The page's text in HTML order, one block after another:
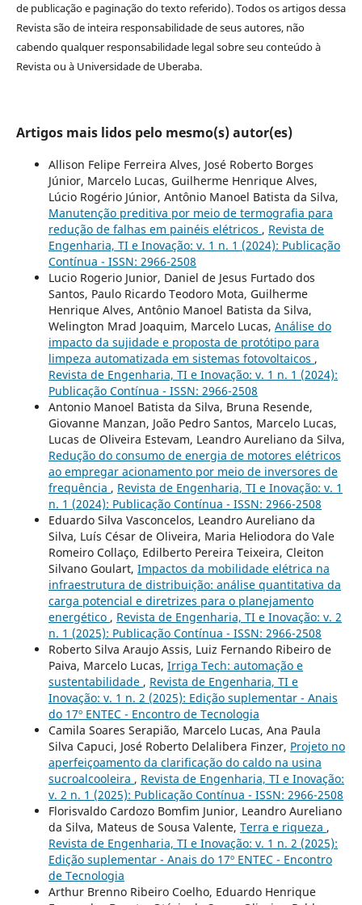
de publicação e paginação do texto referido). Todos os artigos dessa
Revista são de inteira responsabilidade de seus autores, não
cabendo qualquer responsabilidade legal sobre seu conteúdo à
Revista ou à Universidade de Uberaba.
Artigos mais lidos pelo mesmo(s) autor(es)
Allison Felipe Ferreira Alves, José Roberto Borges
Júnior, Marcelo Lucas, Guilherme Henrique Alves,
Lúcio Rogério Júnior, Antônio Manoel Batista da Silva,
Manutenção preditiva por meio de termografia para
redução de falhas em painéis elétricos , Revista de
Engenharia, TI e Inovação: v. 1 n. 1 (2024): Publicação
Contínua - ISSN: 2966-2508
Lucio Rogerio Junior, Daniel de Jesus Furtado dos
Santos, Paulo Ricardo Teodoro Mota, Guilherme
Henrique Alves, Antônio Manoel Batista da Silva,
Welington Mrad Joaquim, Marcelo Lucas, Análise do
impacto da sujidade e proposta de protótipo para
limpeza automatizada em sistemas fotovoltaicos ,
Revista de Engenharia, TI e Inovação: v. 1 n. 1 (2024):
Publicação Contínua - ISSN: 2966-2508
Antonio Manoel Batista da Silva, Bruna Resende,
Giovanne Manzan, João Pedro Santos, Marcelo Lucas,
Lucas de Oliveira Estevam, Leandro Aureliano da Silva,
Redução do consumo de energia de motores elétricos
ao empregar acionamento por meio de inversores de
frequência , Revista de Engenharia, TI e Inovação: v. 1
n. 1 (2024): Publicação Contínua - ISSN: 2966-2508
Eduardo Silva Vasconcelos, Leandro Aureliano da
Silva, Luís César de Oliveira, Maria Heliodora do Vale
Romeiro Collaço, Edilberto Pereira Teixeira, Cleiton
Silvano Goulart, Impactos da mobilidade elétrica na
infraestrutura de distribuição: análise quantitativa da
carga potencial e diretrizes para o planejamento
energético , Revista de Engenharia, TI e Inovação: v. 2
n. 1 (2025): Publicação Contínua - ISSN: 2966-2508
Roberto Silva Araujo Assis, Luiz Fernando Ribeiro de
Paiva, Marcelo Lucas, Irriga Tech: automação e
sustentabilidade , Revista de Engenharia, TI e
Inovação: v. 1 n. 2 (2025): Edição suplementar - Anais
do 17º ENTEC - Encontro de Tecnologia
Camila Soares Serapião, Marcelo Lucas, Ana Paula
Silva Capuci, José Roberto Delalibera Finzer, Projeto no
aperfeiçoamento da clarificação do caldo na usina
sucroalcooleira , Revista de Engenharia, TI e Inovação:
v. 2 n. 1 (2025): Publicação Contínua - ISSN: 2966-2508
Florisvaldo Cardozo Bomfim Junior, Leandro Aureliano
da Silva, Mateus de Sousa Valente, Terra e riqueza ,
Revista de Engenharia, TI e Inovação: v. 1 n. 2 (2025):
Edição suplementar - Anais do 17º ENTEC - Encontro
de Tecnologia
Arthur Brenno Ribeiro Coelho, Eduardo Henrique